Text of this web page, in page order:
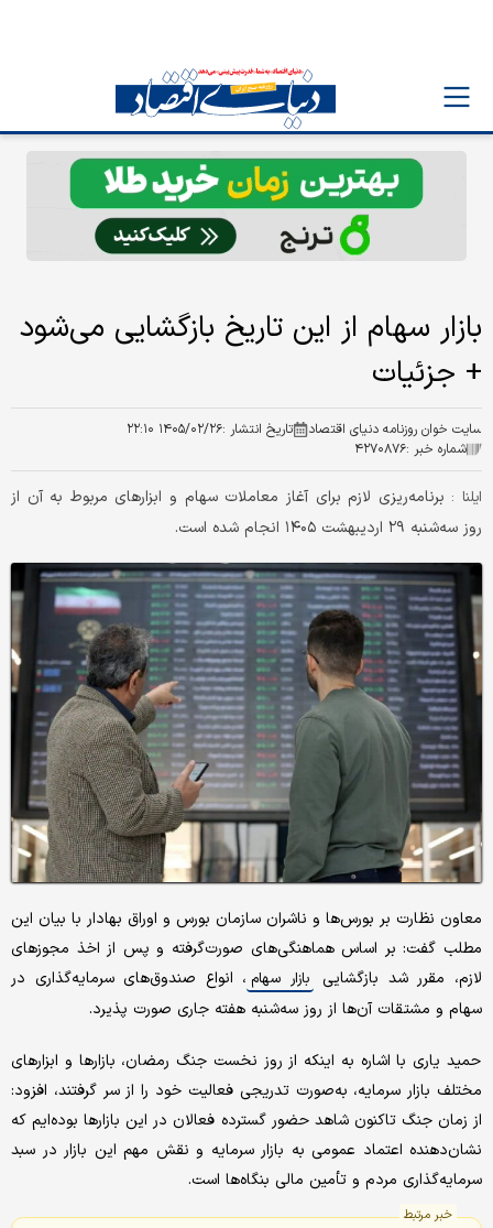
بازار سهام از این تاریخ بازگشایی می‌شود
+ جزئیات
سایت خوان روزنامه دنیای اقتصاد تاریخ انتشار :۱۴۰۵/۰۲/۲۶ ۲۲:۱۰
شماره خبر :۴۲۷۰۸۷۶
ایلنا : برنامه‌ریزی لازم برای آغاز معاملات سهام و ابزارهای مربوط به آن از
روز سه‌شنبه ۲۹ اردیبهشت ۱۴۰۵ انجام شده است.
معاون نظارت بر بورس‌ها و ناشران سازمان بورس و اوراق بهادار با بیان این
مطلب گفت: بر اساس هماهنگی‌های صورت‌گرفته و پس از اخذ مجوزهای
لازم، مقرر شد بازگشایی
بازار سهام ، انواع صندوق‌های سرمایه‌گذاری در
سهام و مشتقات آن‌ها از روز سه‌شنبه هفته جاری صورت پذیرد.
حمید یاری با اشاره به اینکه از روز نخست جنگ رمضان، بازارها و ابزارهای
مختلف بازار سرمایه، به‌صورت تدریجی فعالیت خود را از سر گرفتند، افزود:
از زمان جنگ تاکنون شاهد حضور گسترده فعالان در این بازارها بوده‌ایم که
نشان‌دهنده اعتماد عمومی به بازار سرمایه و نقش مهم این بازار در سبد
سرمایه‌گذاری مردم و تأمین مالی بنگاه‌ها است.
خبر مرتبط